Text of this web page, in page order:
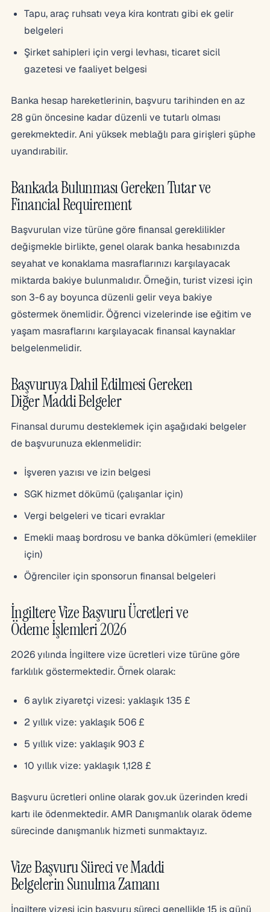
Tapu, araç ruhsatı veya kira kontratı gibi ek gelir
belgeleri
Şirket sahipleri için vergi levhası, ticaret sicil
gazetesi ve faaliyet belgesi
Banka hesap hareketlerinin, başvuru tarihinden en az
28 gün öncesine kadar düzenli ve tutarlı olması
gerekmektedir. Ani yüksek meblağlı para girişleri şüphe
uyandırabilir.
Bankada Bulunması Gereken Tutar ve
Financial Requirement
Başvurulan vize türüne göre finansal gereklilikler
değişmekle birlikte, genel olarak banka hesabınızda
seyahat ve konaklama masraflarınızı karşılayacak
miktarda bakiye bulunmalıdır. Örneğin, turist vizesi için
son 3-6 ay boyunca düzenli gelir veya bakiye
göstermek önemlidir. Öğrenci vizelerinde ise eğitim ve
yaşam masraflarını karşılayacak finansal kaynaklar
belgelenmelidir.
Başvuruya Dahil Edilmesi Gereken
Diğer Maddi Belgeler
Finansal durumu desteklemek için aşağıdaki belgeler
de başvurunuza eklenmelidir:
İşveren yazısı ve izin belgesi
SGK hizmet dökümü (çalışanlar için)
Vergi belgeleri ve ticari evraklar
Emekli maaş bordrosu ve banka dökümleri (emekliler
için)
Öğrenciler için sponsorun finansal belgeleri
İngiltere Vize Başvuru Ücretleri ve
Ödeme İşlemleri 2026
2026 yılında İngiltere vize ücretleri vize türüne göre
farklılık göstermektedir. Örnek olarak:
6 aylık ziyaretçi vizesi: yaklaşık 135 £
2 yıllık vize: yaklaşık 506 £
5 yıllık vize: yaklaşık 903 £
10 yıllık vize: yaklaşık 1,128 £
Başvuru ücretleri online olarak gov.uk üzerinden kredi
kartı ile ödenmektedir. AMR Danışmanlık olarak ödeme
sürecinde danışmanlık hizmeti sunmaktayız.
Vize Başvuru Süreci ve Maddi
Belgelerin Sunulma Zamanı
İngiltere vizesi için başvuru süreci genellikle 15 iş günü